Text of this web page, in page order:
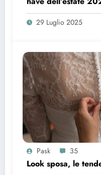
29 Luglio 2025
Pask 35
Look sposa, le